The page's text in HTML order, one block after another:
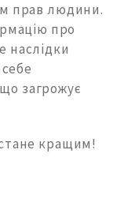
прав людини.
про
наслідки
загрожує
кращим!